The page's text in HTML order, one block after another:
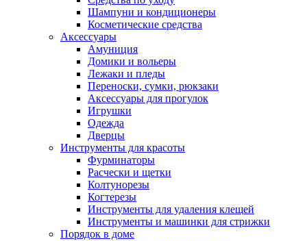
Шампуни и кондиционеры
Косметические средства
Аксессуары
Амуниция
Домики и вольеры
Лежаки и пледы
Переноски, сумки, рюкзаки
Аксессуары для прогулок
Игрушки
Одежда
Дверцы
Инструменты для красоты
Фурминаторы
Расчески и щетки
Колтунорезы
Когтерезы
Инструменты для удаления клещей
Инструменты и машинки для стрижки
Порядок в доме